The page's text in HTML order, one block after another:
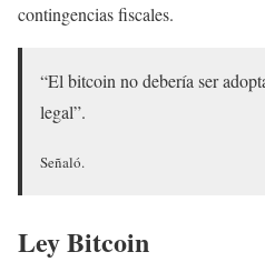
contingencias fiscales.
“El bitcoin no debería ser
legal”.
Señaló.
Ley Bitcoin